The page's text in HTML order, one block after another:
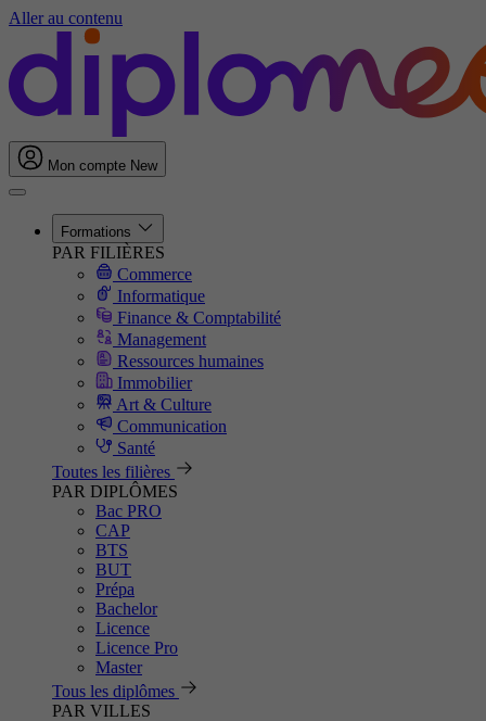
Aller au contenu
Mon compte New
Formations
PAR FILIÈRES
Commerce
Informatique
Finance & Comptabilité
Management
Ressources humaines
Immobilier
Art & Culture
Communication
Santé
Toutes les filières
PAR DIPLÔMES
Bac PRO
CAP
BTS
BUT
Prépa
Bachelor
Licence
Licence Pro
Master
Tous les diplômes
PAR VILLES